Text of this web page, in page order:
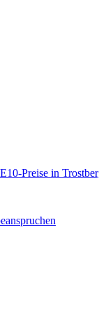
E10-Preise in